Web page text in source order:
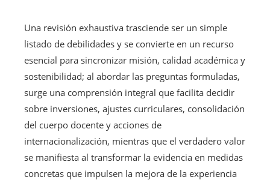
Una revisión exhaustiva trasciende ser un simple
listado de debilidades y se convierte en un recurso
esencial para sincronizar misión, calidad académica y
sostenibilidad; al abordar las preguntas formuladas,
surge una comprensión integral que facilita decidir
sobre inversiones, ajustes curriculares, consolidación
del cuerpo docente y acciones de
internacionalización, mientras que el verdadero valor
se manifiesta al transformar la evidencia en medidas
concretas que impulsen la mejora de la experiencia